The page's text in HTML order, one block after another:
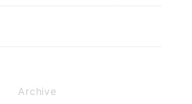
Archive